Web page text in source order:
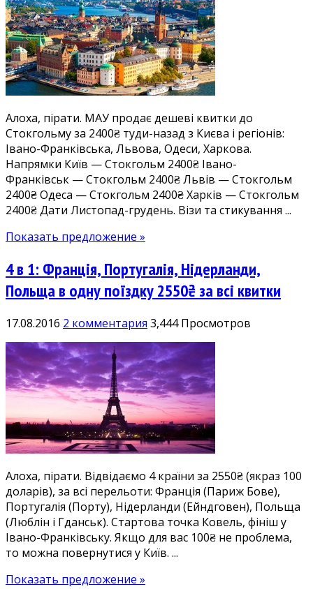
до
Стокгольму
з
Києва
і
регіонів
Алоха, пірати. МАУ продає дешеві квитки до
Стокгольму за 2400₴ туди-назад з Києва і регіонів:
Івано-Франківська, Львова, Одеси, Харкова.
Напрямки Київ — Стокгольм 2400₴ Івано-
Франківськ — Стокгольм 2400₴ Львів — Стокгольм
2400₴ Одеса — Стокгольм 2400₴ Харків — Стокгольм
2400₴ Дати Листопад-грудень. Візи та стикування ...
Показать предложение »
4 в 1: Франція, Португалія, Нідерланди,
Польща в одну поїздку 2550₴ за всі квитки
17.08.2016 2 комментария 3,444 Просмотров
Алоха, пірати. Відвідаємо 4 країни за 2550₴ (якраз 100
доларів), за всі перельоти: Франція (Париж Бове),
Португалія (Порту), Нідерланди (Ейндговен), Польща
(Люблін і Гданськ). Стартова точка Ковель, фініш у
Івано-Франківську. Якщо для вас 100₴ не проблема,
то можна повернутися у Київ. ...
Показать предложение »